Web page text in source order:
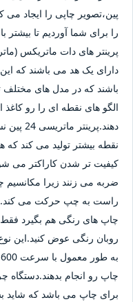
پین،تصویر چاپی را ایجاد می
را برای شما آوردیم تا بیشتر
پرینتر های دات ماتریکس
باشند که در مدل های مختلف
الگو های نقطه ای را رو کاغذ
نقطه بیشتر تولید می کند که
کیفیت تر شدن کاراکتر می
ضربه می زنند زیرا
راست به چپ حرکت می
چاپ های رنگی هم بگیرد
روبان رنگی عوض کنید.این
چاپ رو انجام بدهند.دستگاه
برای چاپ می باشد که شاید